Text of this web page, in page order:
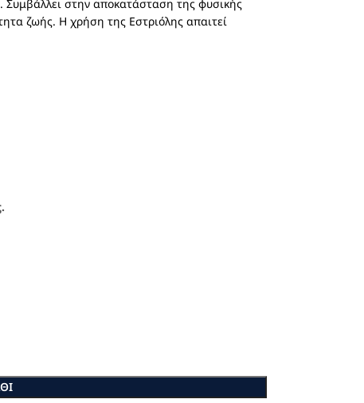
στην αποκατάσταση της φυσικής
ζωής. Η χρήση της Εστριόλης απαιτεί